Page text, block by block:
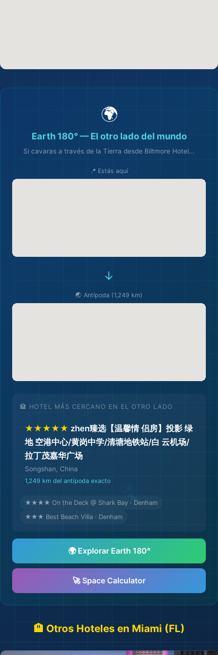
🌍
Earth 180° — El otro lado del mundo
Si cavaras a través de la Tierra desde Biltmore Hotel...
📍 Estás aquí
→
🌏 Antípoda (1,249 km)
🏨 HOTEL MÁS CERCANO EN EL OTRO LADO
★★★★★ zhen臻选【温馨情 侣房】投影 绿
地 空港中心/黄岗中学/清塘地铁站/白 云机场/
拉丁茂嘉华广场
Songshan, China
1,249 km del antípoda exacto
★★★★ On the Deck @ Shark Bay · Denham
★★★ Best Beach Villa · Denham
🌍 Explorar Earth 180°
🚀 Space Calculator
🏨 Otros Hoteles en Miami (FL)